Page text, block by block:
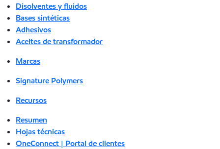
Disolventes y fluidos
Bases sintéticas
Adhesivos
Aceites de transformador
Marcas
Signature Polymers
Recursos
Resumen
Hojas técnicas
OneConnect | Portal de clientes